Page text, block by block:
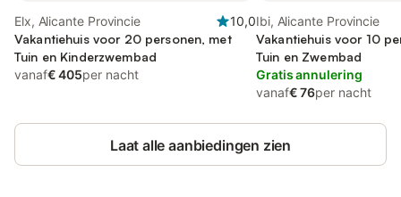
Elx, Alicante Provincie
10,0
Vakantiehuis voor 20 personen, met
Tuin en Kinderzwembad
vanaf€ 405per nacht
Ibi, Alicante Provincie
Vakantiehuis voor 10
Tuin en Zwembad
Gratis annulering
vanaf€ 76per nacht
Laat alle aanbiedingen zien